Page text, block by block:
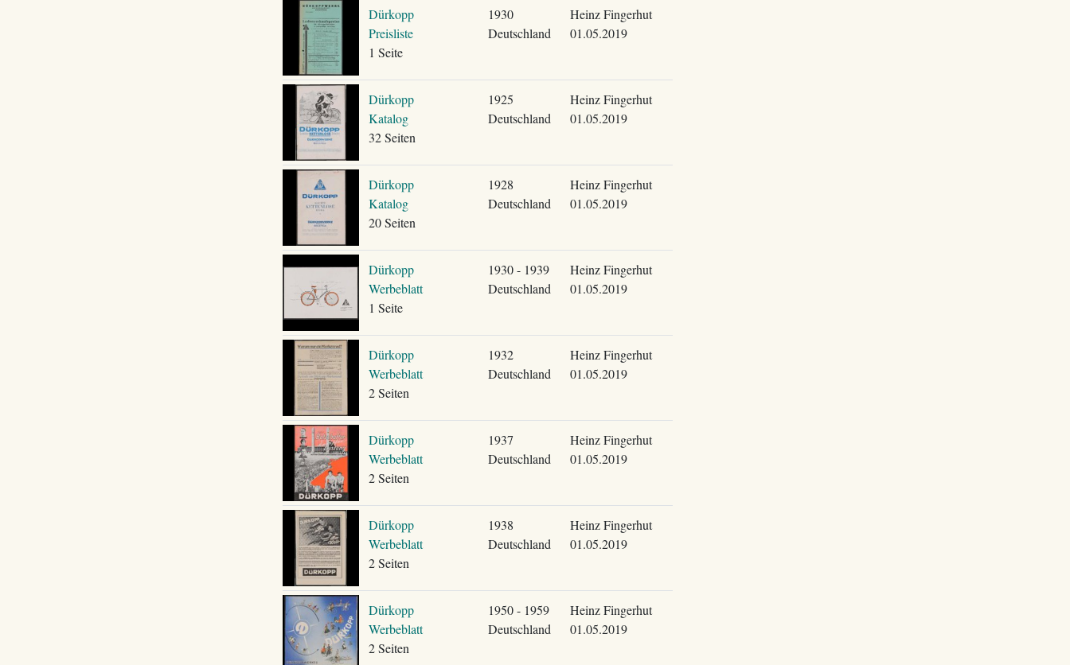
Dürkopp
Preisliste
1 Seite
1930
Deutschland
Heinz Fingerhut
01.05.2019
Dürkopp
Katalog
32 Seiten
1925
Deutschland
Heinz Fingerhut
01.05.2019
Dürkopp
Katalog
20 Seiten
1928
Deutschland
Heinz Fingerhut
01.05.2019
Dürkopp
Werbeblatt
1 Seite
1930 - 1939
Deutschland
Heinz Fingerhut
01.05.2019
Dürkopp
Werbeblatt
2 Seiten
1932
Deutschland
Heinz Fingerhut
01.05.2019
Dürkopp
Werbeblatt
2 Seiten
1937
Deutschland
Heinz Fingerhut
01.05.2019
Dürkopp
Werbeblatt
2 Seiten
1938
Deutschland
Heinz Fingerhut
01.05.2019
Dürkopp
Werbeblatt
2 Seiten
1950 - 1959
Deutschland
Heinz Fingerhut
01.05.2019